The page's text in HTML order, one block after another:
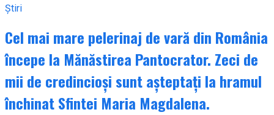
Știri
Cel mai mare pelerinaj de vară din România
începe la Mănăstirea Pantocrator. Zeci de
mii de credincioși sunt așteptați la hramul
închinat Sfintei Maria Magdalena.